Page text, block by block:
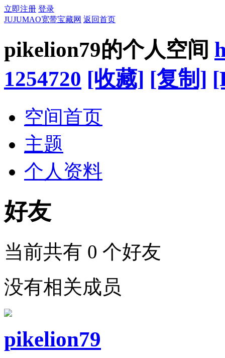
立即注册 登录
JUJUMAO宽带宝藏网 返回首页
pikelion79的个人空间
1254720 [收藏] [复制]
空间首页
主题
个人资料
好友
当前共有 0 个好友
没有相关成员
pikelion79